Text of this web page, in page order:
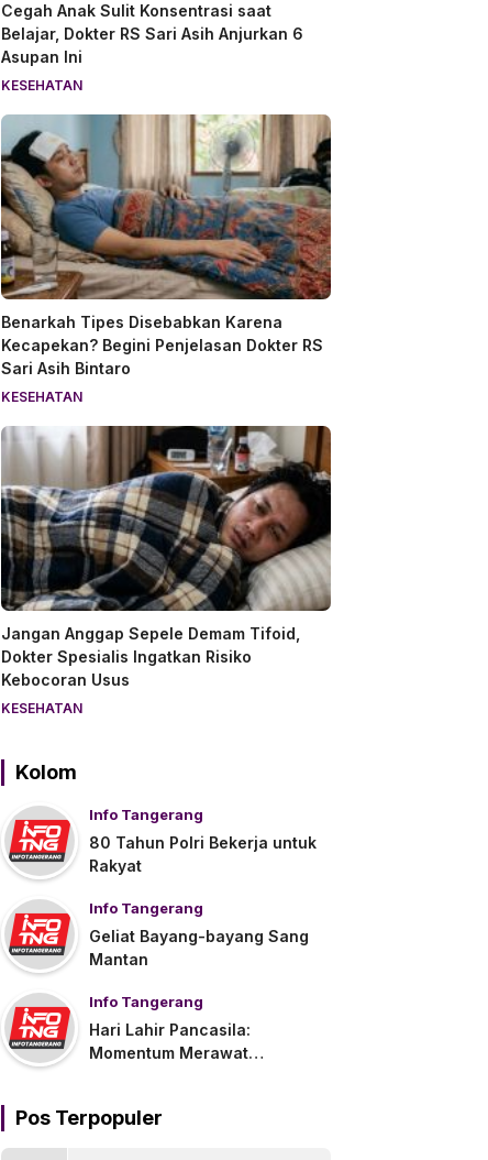
Cegah Anak Sulit Konsentrasi saat
Belajar, Dokter RS Sari Asih Anjurkan 6
Asupan Ini
KESEHATAN
Benarkah Tipes Disebabkan Karena
Kecapekan? Begini Penjelasan Dokter RS
Sari Asih Bintaro
KESEHATAN
Jangan Anggap Sepele Demam Tifoid,
Dokter Spesialis Ingatkan Risiko
Kebocoran Usus
KESEHATAN
Kolom
Info Tangerang
80 Tahun Polri Bekerja untuk
Rakyat
Info Tangerang
Geliat Bayang-bayang Sang
Mantan
Info Tangerang
Hari Lahir Pancasila:
Momentum Merawat
Pos Terpopuler